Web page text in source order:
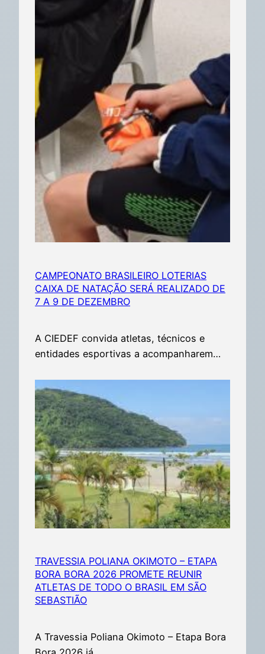
CAMPEONATO BRASILEIRO LOTERIAS
CAIXA DE NATAÇÃO SERÁ REALIZADO DE
7 A 9 DE DEZEMBRO
A CIEDEF convida atletas, técnicos e
entidades esportivas a acompanharem…
TRAVESSIA POLIANA OKIMOTO – ETAPA
BORA BORA 2026 PROMETE REUNIR
ATLETAS DE TODO O BRASIL EM SÃO
SEBASTIÃO
A Travessia Poliana Okimoto – Etapa Bora